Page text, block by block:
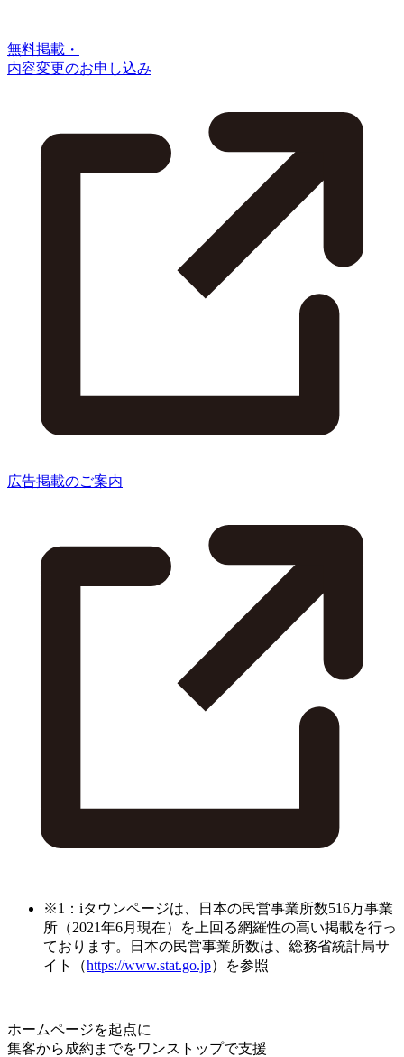
無料掲載・
内容変更のお申し込み
広告掲載のご案内
※1：iタウンページは、日本の民営事業所数516万事業
所（2021年6月現在）を上回る網羅性の高い掲載を行っ
ております。日本の民営事業所数は、総務省統計局サ
イト（https://www.stat.go.jp）を参照
ホームページを起点に
集客から成約までをワンストップで支援